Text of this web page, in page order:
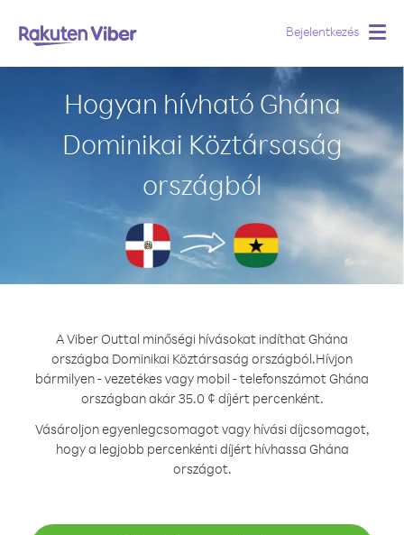
Bejelentkezés
Hogyan hívható Ghána
Dominikai Köztársaság
országból
A Viber Outtal minőségi hívásokat indíthat Ghána
országba Dominikai Köztársaság országból.Hívjon
bármilyen - vezetékes vagy mobil - telefonszámot Ghána
országban akár 35.0 ¢ díjért percenként.
Vásároljon egyenlegcsomagot vagy hívási díjcsomagot,
hogy a legjobb percenkénti díjért hívhassa Ghána
országot.